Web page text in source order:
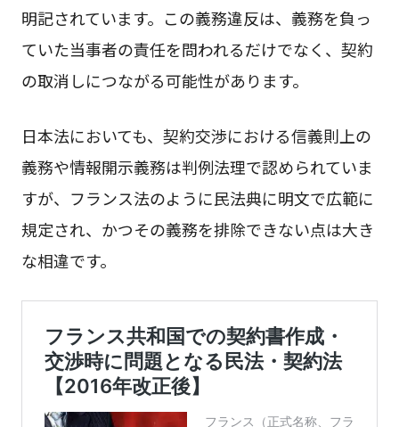
明記されています。この義務違反は、義務を負っ
ていた当事者の責任を問われるだけでなく、契約
の取消しにつながる可能性があります。
日本法においても、契約交渉における信義則上の
義務や情報開示義務は判例法理で認められていま
すが、フランス法のように民法典に明文で広範に
規定され、かつその義務を排除できない点は大き
な相違です。